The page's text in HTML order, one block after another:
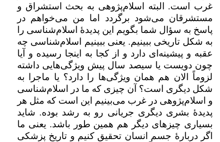
غرب است. البته اسلام‌پژوهی به بحث استشراق و
مستشرقان می‌شود برگردد اما من می‌خواهم در
پاسخ به سؤال شما بگویم این پدیدهٔ‌ اسلام‌شناسی را
به شکل تاریخی ببینیم. یعنی ببینیم اسلام‌شناسی چه
عقبه و پیشینه‌ای دارد و از کجا به اینجا رسیده و آیا
چون دویست یا سیصد سال پیش ویژگی‌هایی داشته
لزوماً الان هم همان ویژگی‌ها را دارد؟ یا ماجرا به
شکل دیگری است؟ آن چیزی که ما در اسلام‌شناسی
و اسلام‌پژوهی در غرب می‌بینیم این است که مثل هر
پدیدهٔ بشری دیگری جریانی رو به رشد بوده. شاید
بسیاری چیزهای دیگر هم همین طور باشد. یعنی ما
اگر دربارهٔ جسم انسان تحقیق کنیم و تاریخ پزشکی